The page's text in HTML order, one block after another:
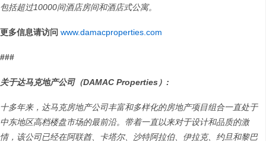
包括超过10000间酒店房间和酒店式公寓。
更多信息请访问 www.damacproperties.com
###
关于达马克地产公司（DAMAC Properties） :
十多年来，达马克房地产公司丰富和多样化的房地产项目组合一直处于
中东地区高档楼盘市场的最前沿。带着一直以来对于设计和品质的激
情，该公司已经在阿联酋、卡塔尔、沙特阿拉伯、伊拉克、约旦和黎巴